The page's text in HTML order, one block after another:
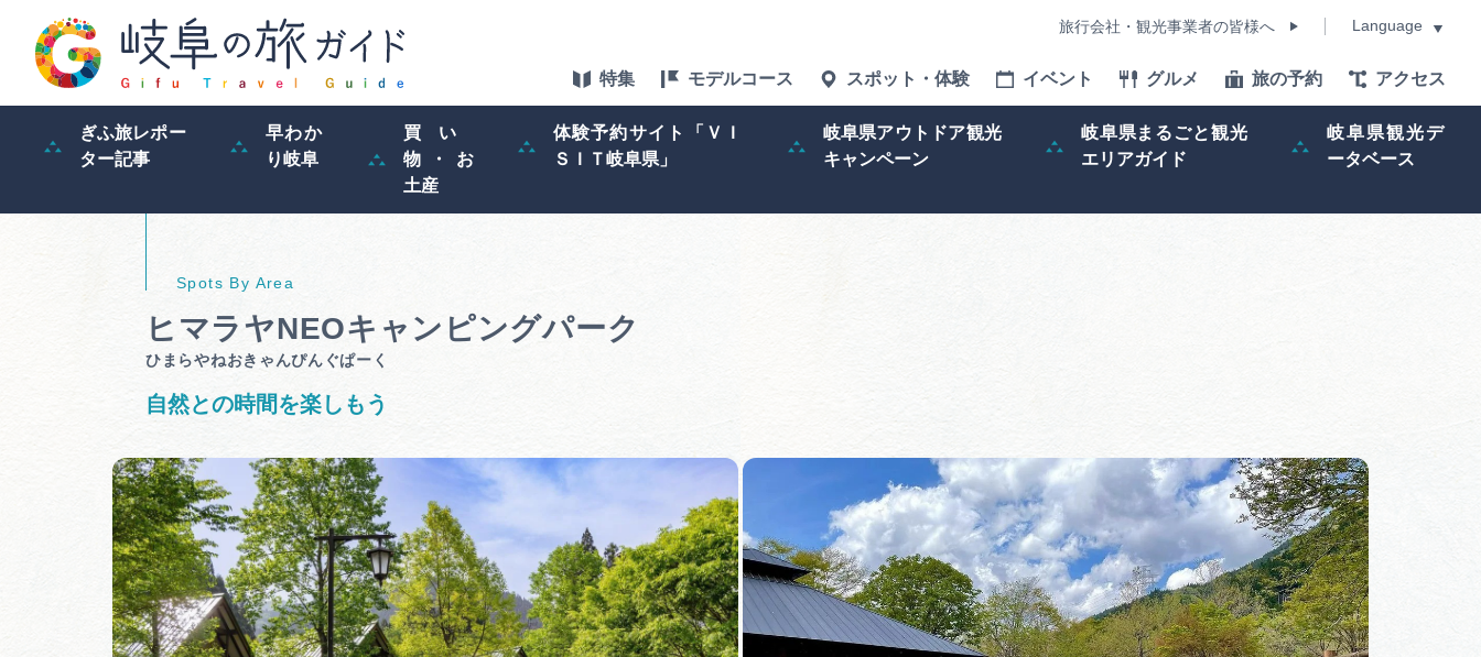
旅行会社・観光事業者の皆様へ Language
特集 モデルコース スポット・体験 イベント グルメ 旅の予約 アクセス
ぎふ旅レポー
ター記事
早わか
り岐阜
買い
物・お
土産
体験予約サイト「ＶＩ
ＳＩＴ岐阜県」
岐阜県アウトドア観光
キャンペーン
岐阜県まるごと観光
エリアガイド
岐阜県観光デ
ータベース
買い物・お土産
体験予約サイト「ＶＩＳＩＴ
岐阜県」
岐阜県アウトドア観光キャン
ペーン
岐阜県まるごと観光エリアガ
イド
ヒマラヤNEOキャンピングパーク
ひまらやねおきゃんぴんぐぱーく
自然との時間を楽しもう